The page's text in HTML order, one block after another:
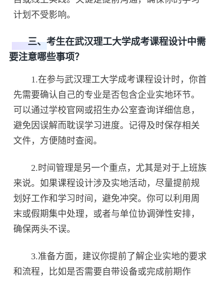
计划不受影响。
三、考生在武汉理工大学成考课程设计中需
要注意哪些事项？
1.在参与武汉理工大学成考课程设计时，你首
先需要确认自己的专业是否包含企业实地环节。
可以通过学校官网或招生办公室查询详细信息，
避免因误解而耽误学习进度。记得及时保存相关
文件，方便随时查阅。
2.时间管理是另一个重点，尤其是对于上班族
来说。如果课程设计涉及实地活动，尽量提前规
划好工作和学习时间，避免冲突。你可以利用周
末或假期集中处理，或者与单位协调弹性安排，
确保两头不误。
3.准备方面，建议你提前了解企业实地的要求
和流程，比如是否需要自带设备或完成前期作